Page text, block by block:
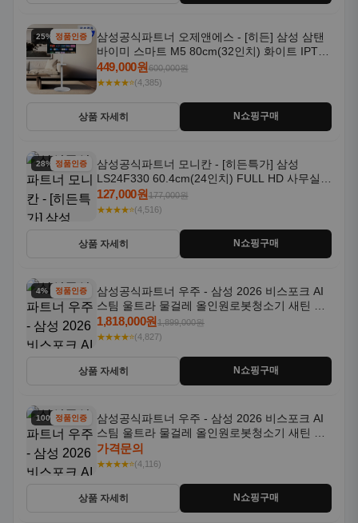
25% 할인정품인증
삼성공식파트너 오제앤에스 - [히든] 삼성 삼탠
바이미 스마트 M5 80cm(32인치) 화이트 IPTV
OTT 패키지
449,000원600,000원
★★★★⭐(4,385)
상품 자세히 N쇼핑구매
28% 할인정품인증
삼성공식파트너 모니칸 - [히든특가] 삼성
LS24F330 60.4cm(24인치) FULL HD 사무실/
컴퓨터 모니터
127,000원177,000원
★★★★⭐(4,516)
상품 자세히 N쇼핑구매
4% 할인정품인증
삼성공식파트너 우주 - 삼성 2026 비스포크 AI
스팀 울트라 물걸레 올인원로봇청소기 새틴 그
레이지 AAG
1,818,000원1,899,000원
★★★★⭐(4,827)
상품 자세히 N쇼핑구매
100% 할인
정품인증
삼성공식파트너 우주 - 삼성 2026 비스포크 AI
스팀 울트라 물걸레 올인원로봇청소기 새틴 차
콜 AAH
가격문의
★★★★⭐(4,116)
상품 자세히 N쇼핑구매